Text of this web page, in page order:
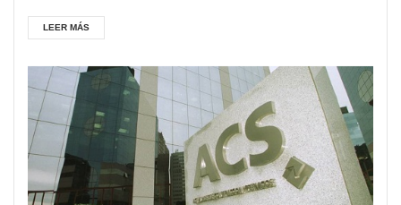
LEER MÁS